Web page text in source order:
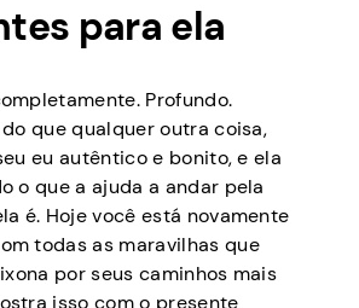
para ela
Profundo.
do que qualquer outra coisa,
eu autêntico e bonito, e ela
o que a ajuda a andar pela
é. Hoje você está novamente
todas as maravilhas que
por seus caminhos mais
isso com o presente